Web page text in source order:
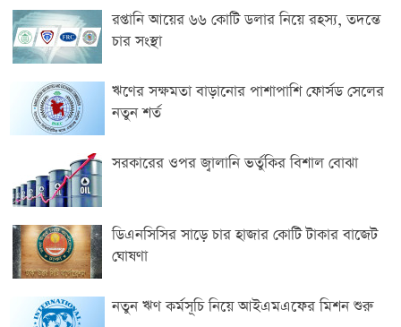
রপ্তানি আয়ের ৬৬ কোটি ডলার নিয়ে রহস্য, তদন্তে
চার সংস্থা
ঋণের সক্ষমতা বাড়ানোর পাশাপাশি ফোর্সড সেলের
নতুন শর্ত
সরকারের ওপর জ্বালানি ভর্তুকির বিশাল বোঝা
ডিএনসিসির সাড়ে চার হাজার কোটি টাকার বাজেট
ঘোষণা
নতুন ঋণ কর্মসূচি নিয়ে আইএমএফের মিশন শুরু